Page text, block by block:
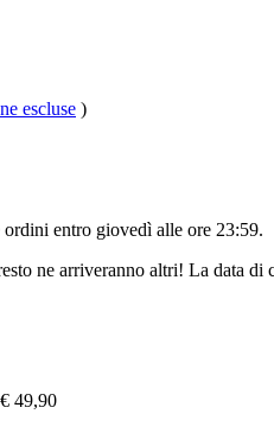
escluse )
ordini entro giovedì alle ore 23:59.
ne arriveranno altri! La data
49,90